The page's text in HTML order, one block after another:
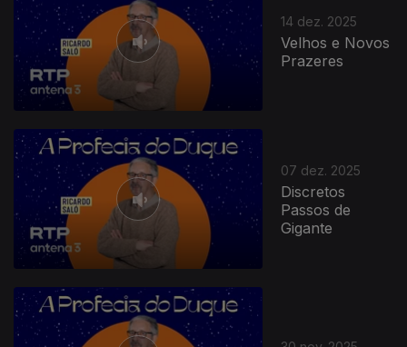
14 dez. 2025
Velhos e Novos
Prazeres
07 dez. 2025
Discretos
Passos de
Gigante
891219